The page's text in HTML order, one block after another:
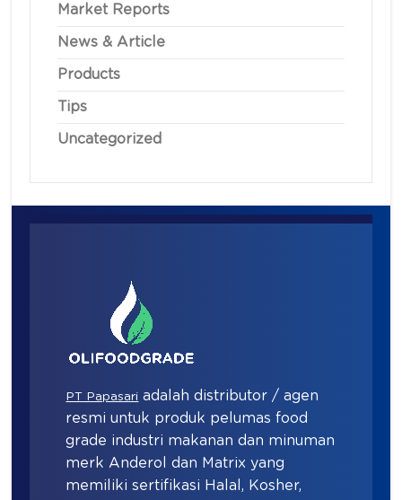
Market Reports
News & Article
Products
Tips
Uncategorized
PT Papasari adalah distributor / agen
resmi untuk produk pelumas food
grade industri makanan dan minuman
merk Anderol dan Matrix yang
memiliki sertifikasi Halal, Kosher,